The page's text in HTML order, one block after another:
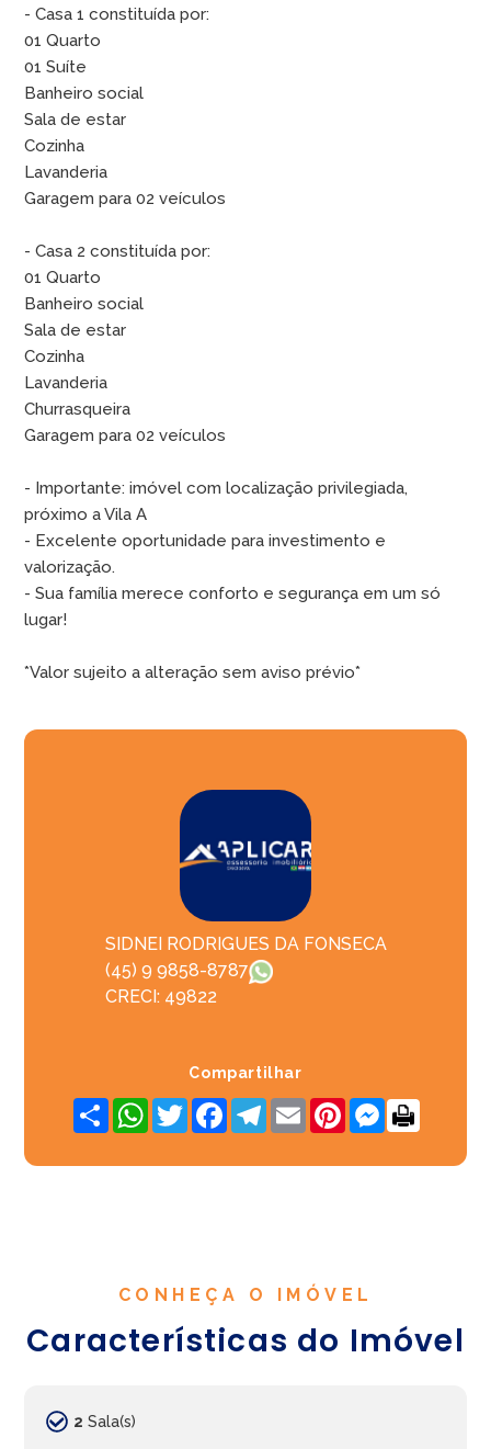
- Casa 1 constituída por:
01 Quarto
01 Suíte
Banheiro social
Sala de estar
Cozinha
Lavanderia
Garagem para 02 veículos
- Casa 2 constituída por:
01 Quarto
Banheiro social
Sala de estar
Cozinha
Lavanderia
Churrasqueira
Garagem para 02 veículos
- Importante: imóvel com localização privilegiada,
próximo a Vila A
- Excelente oportunidade para investimento e
valorização.
- Sua família merece conforto e segurança em um só
lugar!
*Valor sujeito a alteração sem aviso prévio*
SIDNEI RODRIGUES DA FONSECA
(45) 9 9858-8787
CRECI: 49822
Compartilhar
Share WhatsApp
TwitterFacebookTelegram
Email PinterestMessenger
CONHEÇA O IMÓVEL
Características do Imóvel
2 Sala(s)